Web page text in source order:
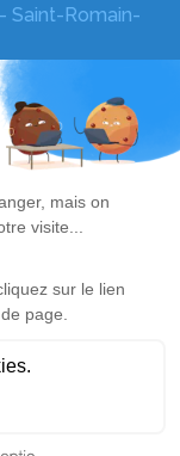
Saint-Romain-
– Saujon